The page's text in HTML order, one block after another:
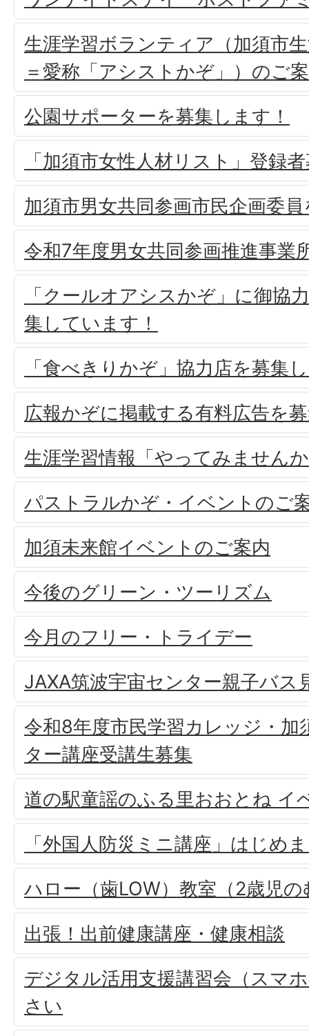
生涯学習ボランティア（加須市
＝愛称「アシストかぞ」）のご
公園サポーターを募集します！
「加須市女性人材リスト」登録
加須市男女共同参画市民企画委
令和7年度男女共同参画推進事業
「クールオアシスかぞ」に御協
集しています！
「食べきりかぞ」協力店を募集
広報かぞに掲載する有料広告を
生涯学習情報「やってみません
パストラルかぞ・イベントのご
加須未来館イベントのご案内
今後のグリーン・ツーリズム
今月のフリー・トライデー
JAXA筑波宇宙センター親子バス
令和8年度市民学習カレッジ・
ター講座受講生募集
道の駅童謡のふる里おおとね イ
「外国人防災ミニ講座」はじめ
ハロー（歯LOW）教室（2歳児
出張！出前健康講座・健康相談
デジタル活用支援講習会（スマ
さい